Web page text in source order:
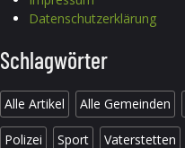
Datenschutzerklärung
Schlagwörter
Alle Artikel Alle Gemeinden
Polizei Sport Vaterstetten